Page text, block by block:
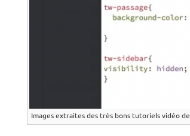
Images extraites des très bons tutoriels vidéo de